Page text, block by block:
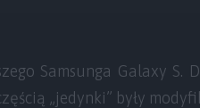
Samsunga Galaxy
„jedynki” były